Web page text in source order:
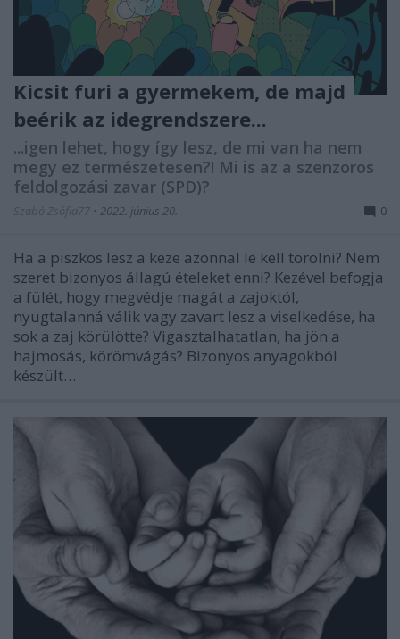
Kicsit furi a gyermekem, de majd
beérik az idegrendszere...
...igen lehet, hogy így lesz, de mi van ha nem
megy ez természetesen?! Mi is az a szenzoros
feldolgozási zavar (SPD)?
Szabó Zsófia77 • 2022. június 20. 0
Ha a piszkos lesz a keze azonnal le kell törölni? Nem
szeret bizonyos állagú ételeket enni? Kezével befogja
a fülét, hogy megvédje magát a zajoktól,
nyugtalanná válik vagy zavart lesz a viselkedése, ha
sok a zaj körülötte? Vigasztalhatatlan, ha jön a
hajmosás, körömvágás? Bizonyos anyagokból
készült…